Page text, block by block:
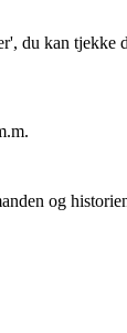
du kan
og